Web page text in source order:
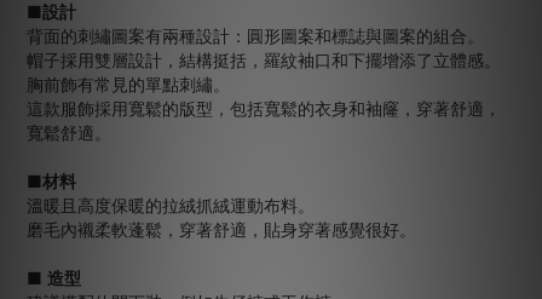
■設計
背面的刺繡圖案有兩種設計：圓形圖案和標誌與圖案的組合。
帽子採用雙層設計，結構挺括，羅紋袖口和下擺增添了立體感。
胸前飾有常見的單點刺繡。
這款服飾採用寬鬆的版型，包括寬鬆的衣身和袖窿，穿著舒適，
寬鬆舒適。
■材料
溫暖且高度保暖的拉絨抓絨運動布料。
磨毛內襯柔軟蓬鬆，穿著舒適，貼身穿著感覺很好。
■ 造型